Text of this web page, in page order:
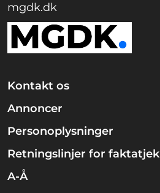
mgdk.dk
Kontakt os
Annoncer
Personoplysninger
Retningslinjer for faktatjek
A-Å